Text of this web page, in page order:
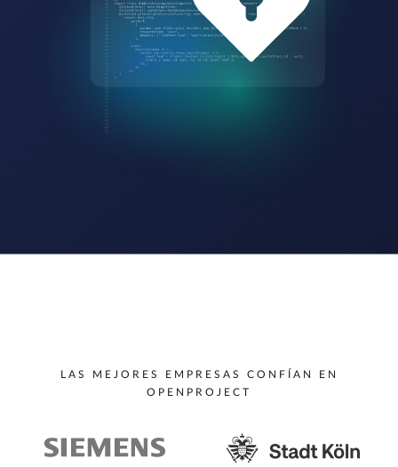
LAS MEJORES EMPRESAS CONFÍAN EN
OPENPROJECT